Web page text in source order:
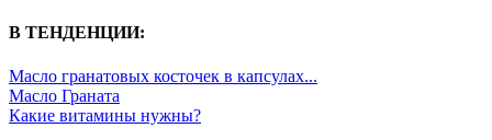
В ТЕНДЕНЦИИ:
Масло гранатовых косточек в капсулах...
Масло Граната
Какие витамины нужны?